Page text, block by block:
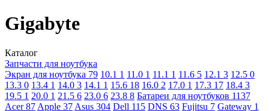
Gigabyte
Каталог
Запчасти для ноутбука
Экран для ноутбука 79 10.1 1 11.0 1 11.1 1 11.6 5 12.1 3 12.5 0
13.3 0 13.4 1 14.0 3 14.1 1 15.6 18 16.0 2 17.0 1 17.3 17 18.4 3
19.5 1 20.0 1 21.5 6 23.0 6 23.8 8 Батареи для ноутбуков 1137
Acer87 Apple 37 Asus 304 Dell 115 DNS 63 Fujitsu 7 Gateway 1